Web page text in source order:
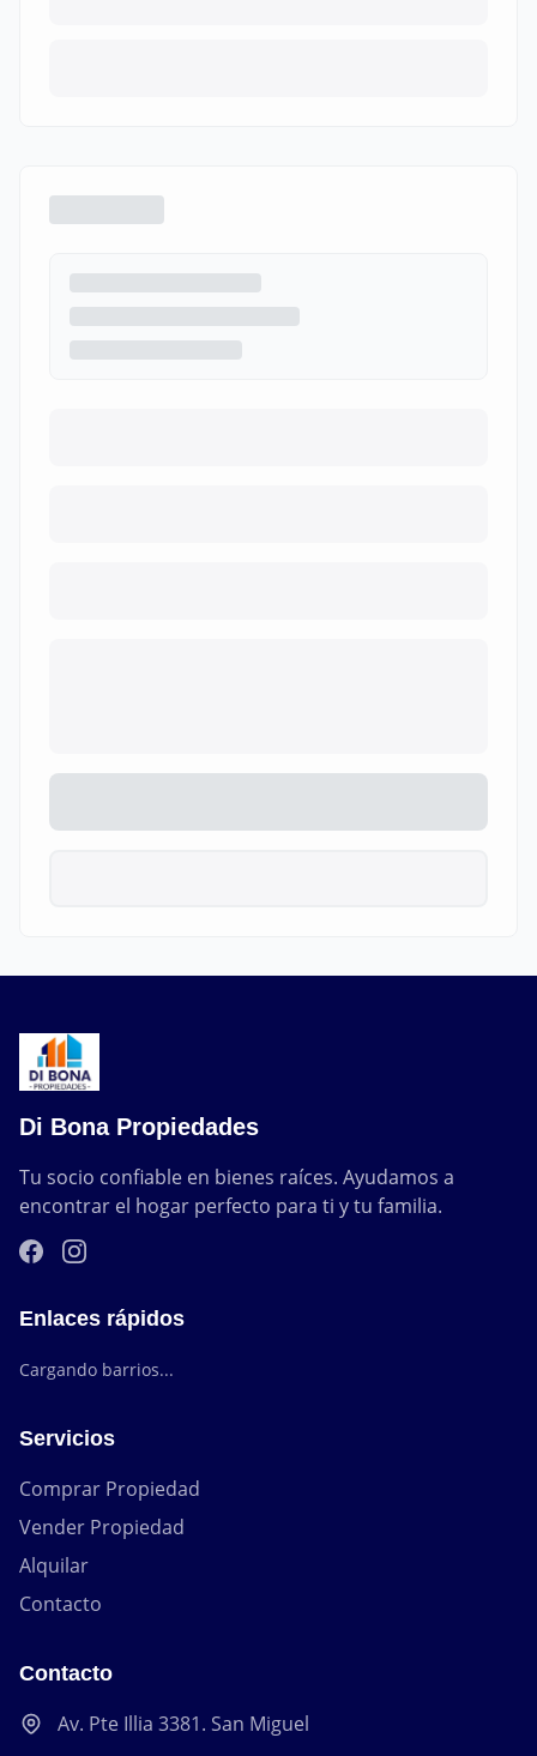
Di Bona Propiedades
Tu socio confiable en bienes raíces. Ayudamos a
encontrar el hogar perfecto para ti y tu familia.
Enlaces rápidos
Cargando barrios...
Servicios
Comprar Propiedad
Vender Propiedad
Alquilar
Contacto
Contacto
Av. Pte Illia 3381. San Miguel